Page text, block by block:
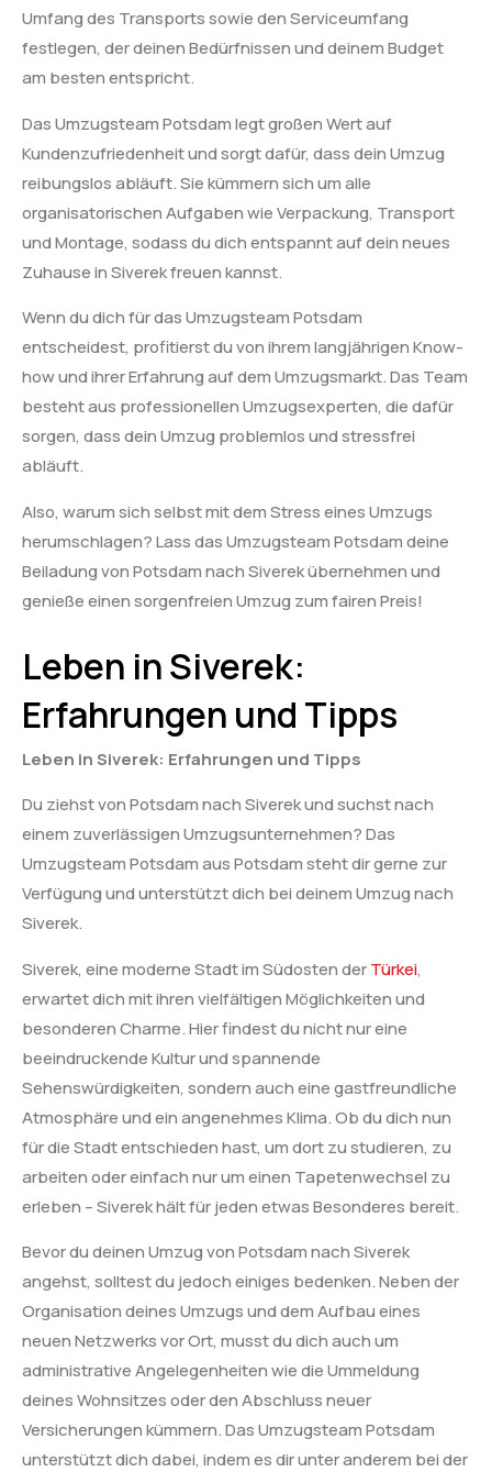
Umfang des Transports sowie den Serviceumfang
festlegen, der deinen Bedürfnissen und deinem Budget
am besten entspricht.
Das Umzugsteam Potsdam legt großen Wert auf
Kundenzufriedenheit und sorgt dafür, dass dein Umzug
reibungslos abläuft. Sie kümmern sich um alle
organisatorischen Aufgaben wie Verpackung, Transport
und Montage, sodass du dich entspannt auf dein neues
Zuhause in Siverek freuen kannst.
Wenn du dich für das Umzugsteam Potsdam
entscheidest, profitierst du von ihrem langjährigen Know-
how und ihrer Erfahrung auf dem Umzugsmarkt. Das Team
besteht aus professionellen Umzugsexperten, die dafür
sorgen, dass dein Umzug problemlos und stressfrei
abläuft.
Also, warum sich selbst mit dem Stress eines Umzugs
herumschlagen? Lass das Umzugsteam Potsdam deine
Beiladung von Potsdam nach Siverek übernehmen und
genieße einen sorgenfreien Umzug zum fairen Preis!
Leben in Siverek:
Erfahrungen und Tipps
Leben in Siverek: Erfahrungen und Tipps
Du ziehst von Potsdam nach Siverek und suchst nach
einem zuverlässigen Umzugsunternehmen? Das
Umzugsteam Potsdam aus Potsdam steht dir gerne zur
Verfügung und unterstützt dich bei deinem Umzug nach
Siverek.
Siverek, eine moderne Stadt im Südosten derTürkei,
erwartet dich mit ihren vielfältigen Möglichkeiten und
besonderen Charme. Hier findest du nicht nur eine
beeindruckende Kultur und spannende
Sehenswürdigkeiten, sondern auch eine gastfreundliche
Atmosphäre und ein angenehmes Klima. Ob du dich nun
für die Stadt entschieden hast, um dort zu studieren, zu
arbeiten oder einfach nur um einen Tapetenwechsel zu
erleben – Siverek hält für jeden etwas Besonderes bereit.
Bevor du deinen Umzug von Potsdam nach Siverek
angehst, solltest du jedoch einiges bedenken. Neben der
Organisation deines Umzugs und dem Aufbau eines
neuen Netzwerks vor Ort, musst du dich auch um
administrative Angelegenheiten wie die Ummeldung
deines Wohnsitzes oder den Abschluss neuer
Versicherungen kümmern. Das Umzugsteam Potsdam
unterstützt dich dabei, indem es dir unter anderem bei der